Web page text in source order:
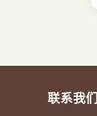
联系我们